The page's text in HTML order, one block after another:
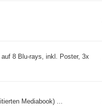
8 Blu-rays, inkl. Poster, 3x
Mediabook) ...